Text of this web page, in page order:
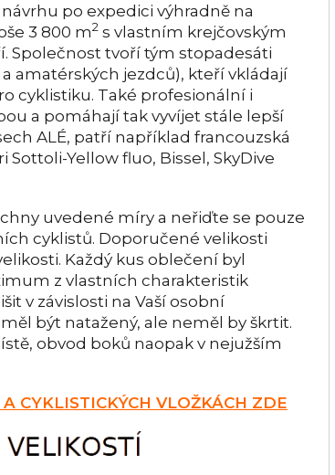
po expedici výhradně na
3 800 m2 s vlastním krejčovským
Společnost tvoří tým stopadesáti
amatérských jezdců), kteří vkládají
cyklistiku. Také profesionální i
a pomáhají tak vyvíjet stále lepší
ALÉ, patří například francouzská
Yellow fluo, Bissel, SkyDive
uvedené míry a neřiďte se pouze
cyklistů. Doporučené velikosti
Každý kus oblečení byl
z vlastních charakteristik
v závislosti na Vaší osobní
být natažený, ale neměl by škrtit.
obvod boků naopak v nejužším
CYKLISTICKÝCH VLOŽKÁCH ZDE